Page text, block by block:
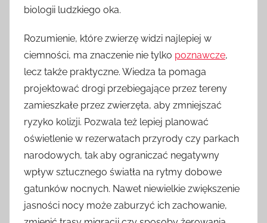
biologii ludzkiego oka.
Rozumienie, które zwierzę widzi najlepiej w
ciemności, ma znaczenie nie tylko poznawcze,
lecz także praktyczne. Wiedza ta pomaga
projektować drogi przebiegające przez tereny
zamieszkałe przez zwierzęta, aby zmniejszać
ryzyko kolizji. Pozwala też lepiej planować
oświetlenie w rezerwatach przyrody czy parkach
narodowych, tak aby ograniczać negatywny
wpływ sztucznego światła na rytmy dobowe
gatunków nocnych. Nawet niewielkie zwiększenie
jasności nocy może zaburzyć ich zachowanie,